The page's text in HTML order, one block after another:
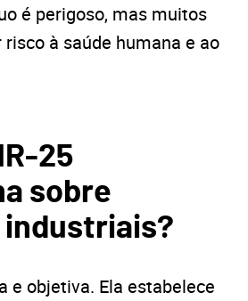
é perigoso, mas muitos
à saúde humana e ao
25
sobre
e objetiva. Ela estabelece